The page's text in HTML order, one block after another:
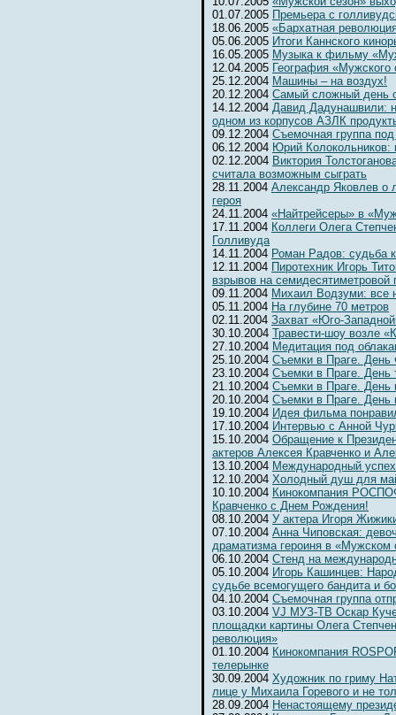
01.07.2005 Премьера с
18.06.2005 «Бархатная
05.06.2005 Итоги Каннского
16.05.2005 Музыка к фильму
12.04.2005 География «Мужского
25.12.2004 Машины – на воздух!
20.12.2004 Самый сложный день
14.12.2004 Давид Дадунашвили:
одном из корпусов АЗЛК
09.12.2004 Съемочная группа
06.12.2004 Юрий Колокольников:
02.12.2004 Виктория
считала возможным сыграть
28.11.2004 Александр Яковлев о
героя
24.11.2004 «Найтрейсеры» в
17.11.2004 Коллеги Олега
Голливуда
14.11.2004 Роман Радов: судьба
12.11.2004 Пиротехник Игорь
взрывов на семидесятиметровой
09.11.2004 Михаил Водзуми: все
05.11.2004 На глубине 70 метров
02.11.2004 Захват «Юго-
30.10.2004 Травести-шоу возле
27.10.2004 Медитация под
25.10.2004 Съемки в Праге. День
23.10.2004 Съемки в Праге. День
21.10.2004 Съемки в Праге. День
20.10.2004 Съемки в Праге. День
19.10.2004 Идея фильма
17.10.2004 Интервью с Анной
15.10.2004 Обращение к
актеров Алексея Кравченко и
13.10.2004 Международный
12.10.2004 Холодный душ для
10.10.2004 Кинокомпания
Кравченко с Днем Рождения!
08.10.2004 У актера Игоря
07.10.2004 Анна Чиповская:
драматизма героиня в «Мужском
06.10.2004 Cтенд на
05.10.2004 Игорь Кашинцев:
судьбе всемогущего бандита и
04.10.2004 Съемочная группа
03.10.2004 VJ МУЗ-ТВ Оскар
площадки картины Олега
революция»
01.10.2004 Кинокомпания
телерынке
30.09.2004 Художник по гриму
лице у Михаила Горевого и не
28.09.2004 Ненастоящему